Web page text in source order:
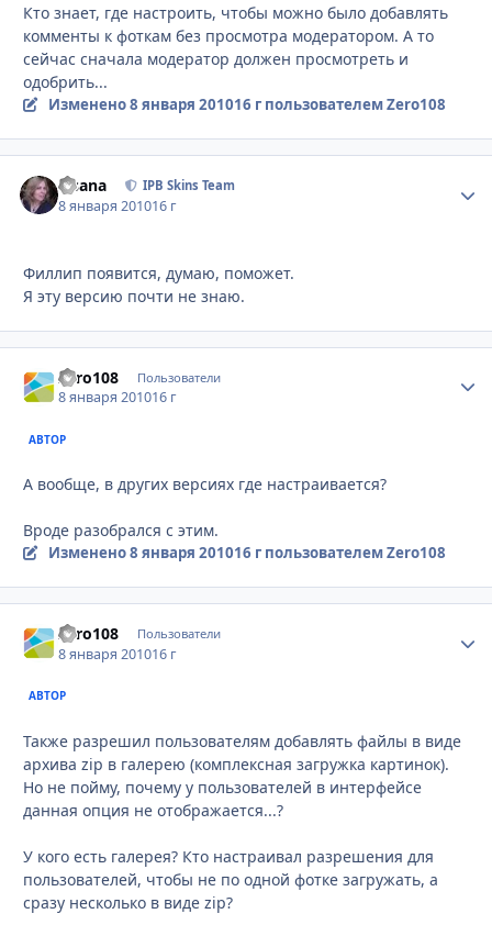
Кто знает, где настроить, чтобы можно было добавлять
комменты к фоткам без просмотра модератором. А то
сейчас сначала модератор должен просмотреть и
одобрить...
Изменено8 января 201016 гпользователем Zero108
Fisana IPB Skins Team
8 января 201016 г
Филлип появится, думаю, поможет.
Я эту версию почти не знаю.
Zero108 Пользователи
8 января 201016 г
АВТОР
А вообще, в других версиях где настраивается?
Вроде разобрался с этим.
Изменено8 января 201016 гпользователем Zero108
Zero108 Пользователи
8 января 201016 г
АВТОР
Также разрешил пользователям добавлять файлы в виде
архива zip в галерею (комплексная загружка картинок).
Но не пойму, почему у пользователей в интерфейсе
данная опция не отображается...?
У кого есть галерея? Кто настраивал разрешения для
пользователей, чтобы не по одной фотке загружать, а
сразу несколько в виде zip?